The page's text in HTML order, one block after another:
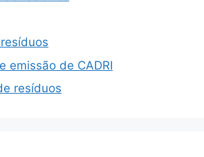
emissão de CADRI
resíduos